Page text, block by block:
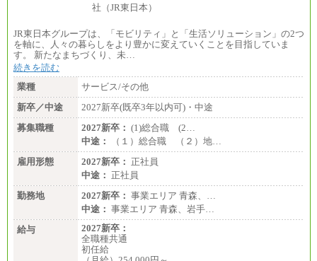
JR東日本グループは、「モビリティ」と「生活ソリューション」の2つ
を軸に、人々の暮らしをより豊かに変えていくことを目指していま
す。 新たなまちづくり、未…
続きを読む
業種
サービス/その他
新卒／中途
2027新卒(既卒3年以内可)・中途
募集職種
2027新卒： (1)総合職 (2…
中途：
（１）総合職 （２）地…
雇用形態
2027新卒： 正社員
中途： 正社員
勤務地
2027新卒： 事業エリア 青森、…
中途： 事業エリア 青森、岩手…
給与
2027新卒：
全職種共通
初任給